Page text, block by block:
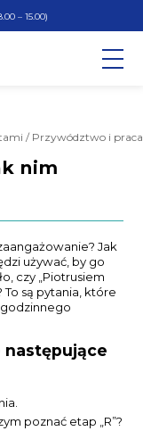
– 15.00)
/ Przywództwo i praca
nim
Jak
używać, by go
czy „Piotrusiem
To są pytania, które
następujące
poznać etap „R”?